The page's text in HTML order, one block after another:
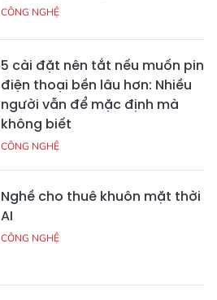
CÔNG NGHỆ
5 cài đặt nên tắt nếu muốn pin
điện thoại bền lâu hơn: Nhiều
người vẫn để mặc định mà
không biết
CÔNG NGHỆ
Nghề cho thuê khuôn mặt thời
AI
CÔNG NGHỆ